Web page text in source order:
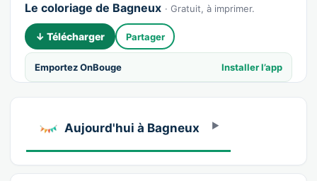
Le coloriage de Bagneux · Gratuit, à imprimer.
↓ Télécharger Partager
Emportez OnBouge Installer l’app
Aujourd'hui à Bagneux